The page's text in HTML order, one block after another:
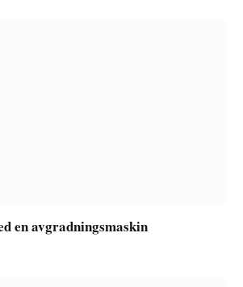
en avgradningsmaskin